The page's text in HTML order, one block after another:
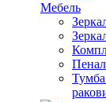
Мебель